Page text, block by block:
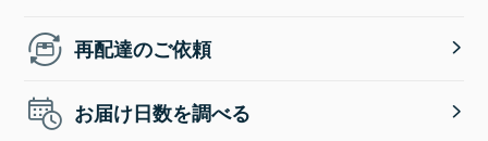
再配達のご依頼
お届け日数を調べる